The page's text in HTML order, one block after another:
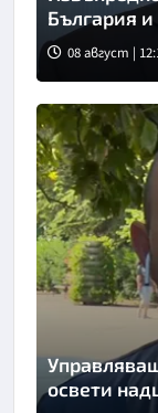
България
08 август |
освети